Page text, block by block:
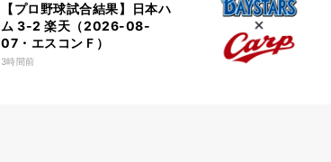
【プロ野球試合結果】日本ハ
ム 3-2 楽天（2026-08-
07・エスコンＦ）
3時間前